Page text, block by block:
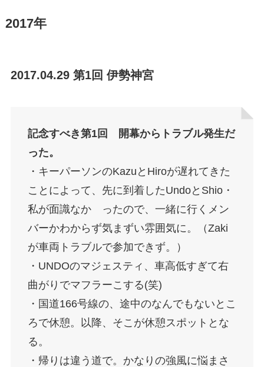
2017年
2017.04.29 第1回 伊勢神宮
記念すべき第1回 開幕からトラブル発生だ
った。
・キーパーソンのKazuとHiroが遅れてきた
ことによって、先に到着したUndoとShio・
私が面識なか ったので、一緒に行くメン
バーかわからず気まずい雰囲気に。（Zaki
が車両トラブルで参加できず。）
・UNDOのマジェスティ、車高低すぎて右
曲がりでマフラーこする(笑)
・国道166号線の、途中のなんでもないとこ
ろで休憩。以降、そこが休憩スポットとな
る。
・帰りは違う道で。かなりの強風に悩まさ